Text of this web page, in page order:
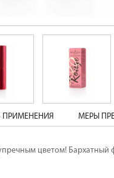
МЕРЫ
цветом!